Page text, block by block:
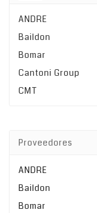
ANDRE
Baildon
Bomar
Cantoni Group
CMT
Proveedores
ANDRE
Baildon
Bomar